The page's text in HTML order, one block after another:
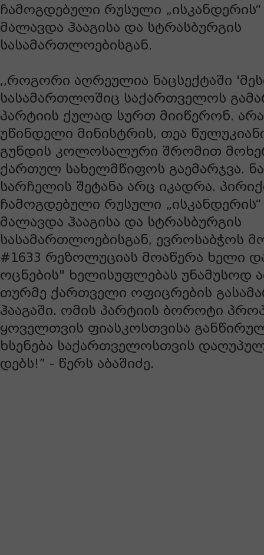
ჩამოგდებული რუსული
მალავდა ჰააგისა და სტრასბურგის
სასამართლოებისგან.
,,როგორი აღრეულია ნაცსექტაში
სასამართლოშიც საქართველოს
პარტიის ქულად სურთ მიიწერონ. არა
უწინდელი მინისტრის, თეა
გუნდის კოლოსალური შრომით
ქართულ სახელმწიფოს გაემარჯვა.
სარჩელის შეტანა არც იკადრა.
ჩამოგდებული რუსული
მალავდა ჰააგისა და სტრასბურგის
სასამართლოებისგან, ევროსაბჭოს
#1633 რეზოლუციას მოაწერა ხელი
ოცნების" ხელისუფლებას უნამუსოდ
თურმე ქართველი ოფიცრების
ჰააგაში. ომის პარტიის ბოროტი
ყოველთვის ფიასკოსთვისა
ხსენება საქართველოსთვის დაღუპულ
დებს!” - წერს აბაშიძე.